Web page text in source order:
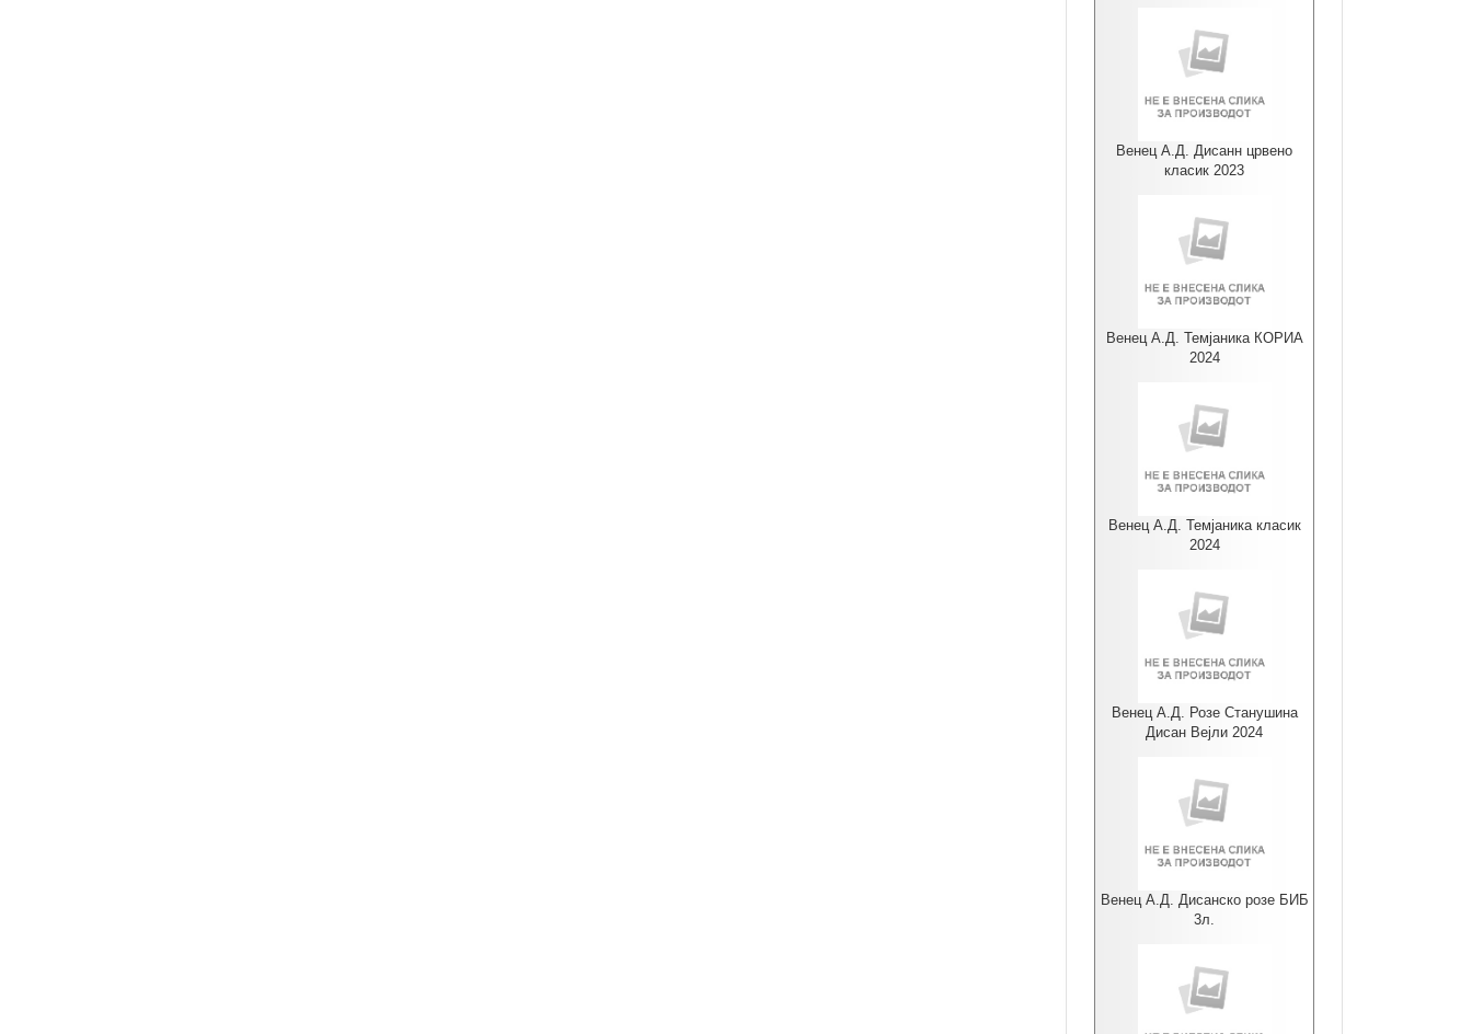
Венец А.Д. Дисанн црвено
класик 2023
Венец А.Д. Темјаника КОРИА
2024
Венец А.Д. Темјаника класик
2024
Венец А.Д. Розе Станушина
Дисан Вејли 2024
Венец А.Д. Дисанско розе БИБ
3л.